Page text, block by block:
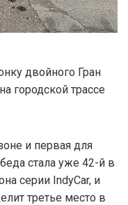
двойного Гран
городской трассе
и первая для
стала уже 42-й в
серии IndyCar, и
третье место в